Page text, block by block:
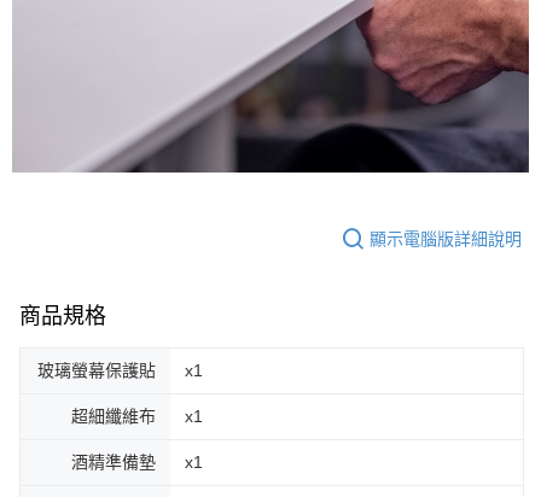
顯示電腦版詳細說明
商品規格
玻璃螢幕保護貼 x1
超細纖維布 x1
酒精準備墊 x1